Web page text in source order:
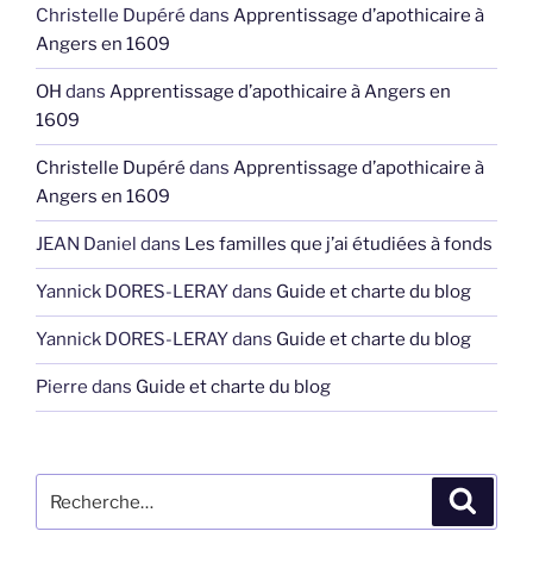
Christelle Dupéré dans Apprentissage d’apothicaire à
Angers en 1609
OH dans Apprentissage d’apothicaire à Angers en
1609
Christelle Dupéré dans Apprentissage d’apothicaire à
Angers en 1609
JEAN Daniel dans Les familles que j’ai étudiées à fonds
Yannick DORES-LERAYdans Guide et charte du blog
Yannick DORES-LERAYdans Guide et charte du blog
Pierre dans Guide et charte du blog
pour